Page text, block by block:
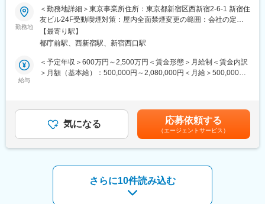
企業です。我が国は2025年を迎え、団塊の世代が全員75歳以上に
なり、超高齢社会に突入しています。その中で弊社は、「創意革
新と挑戦による超高齢社会における課題解決」をミッション(使
命・事業領域)としています。
変更の範囲：会社の定める業務
月次200名の採
用体制を作るために事業を進めていますが、達成にはさらなる成
長が必要になります。そのために今回当社と一丸となり月次採用
目標を達成して
いきながら2030年の上場に向けて一緒に働ける方を募集いたしま
す。
・経理フローの自動化等の業務効率化のためのフロー構築
・各種契約書や規約の作成、レビュー、管理
・社内規程、マニュアル、ひな型等の作成および改訂
・その他法律相談・各事業部の契約関連業務
・投資家との折衝業務
勤務地
＜勤務地詳細＞東京事業所住所：東京都新宿区西新宿2-6-1 新宿住
友ビル24F受動喫煙対策：屋内全面禁煙変更の範囲：会社の定め
る事業所
【最寄り駅】
都庁前駅、西新宿駅、新宿西口駅
給与
＜予定年収＞600万円～2,500万円＜賃金形態＞月給制＜賃金内訳
＞月額（基本給）：500,000円～2,080,000円＜月給＞500,000円
気になる 応募依頼する
（エージェントサービス）
さらに10件読み込む